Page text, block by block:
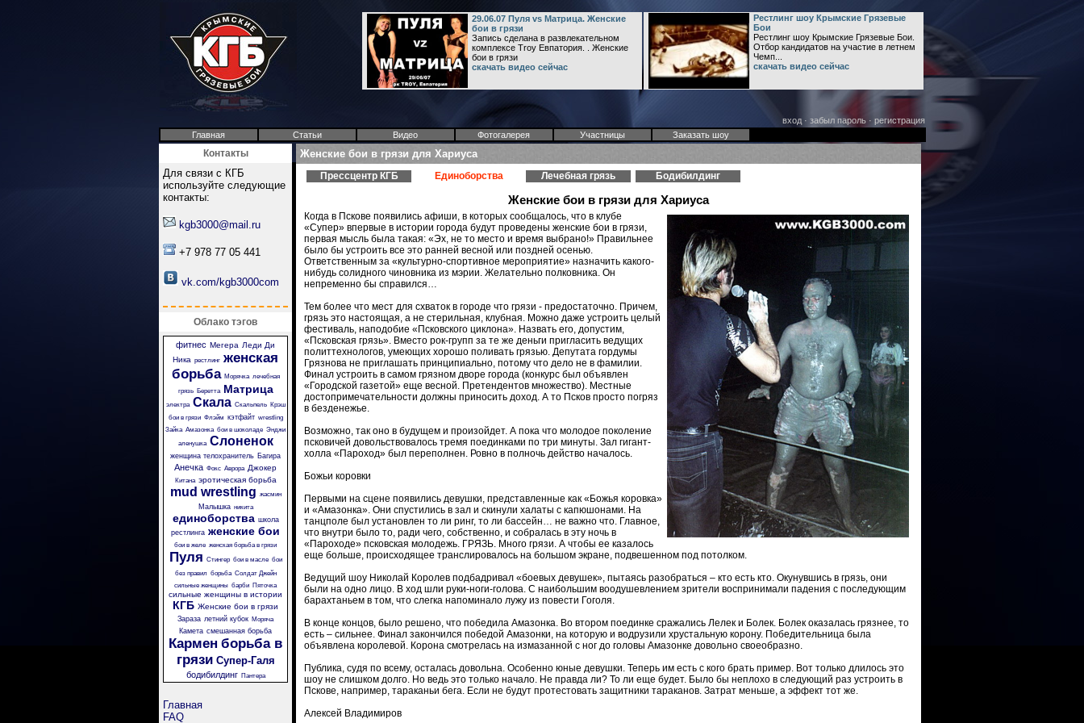
29.06.07 Пуля vs Матрица. Женские
бои в грязи
Запись сделана в развлекательном
комплексе Troy Евпатория. . Женские
бои в грязи
скачать видео сейчас
Рестлинг шоу Крымские Грязевые
Бои
Рестлинг шоу Крымские Грязевые Бои.
Отбор кандидатов на участие в летнем
Чемп...
скачать видео сейчас
вход· забыл пароль· регистрация
Главная
Статьи Видео Фотогалерея Участницы Заказать шоу
Контакты
Для связи с КГБ
используйте следующие
контакты:
kgb3000@mail.ru
+7 978 77 05 441
vk.com/kgb3000com
Облако тэгов
фитнес Мегера Леди Ди
Ника рестлинг женская
борьба
Морячка лечебная
грязь
Беретта Матрица
электра Скала Скальпель
Крэш
бои в грязи Флэйм кэтфайт wrestling
Зайка Амазонка бои в шоколаде Энджи
аленушка Слоненок
женщина телохранитель Багира
Анечка Фокс Аврора Джокер
Китана эротическая борьба
mud wrestling жасмин
Малышка никита
единоборства школа
рестлинга женские бои
бои в желе женская борьба в грязи
Пуля Стингер бои в масле бои
без правил борьба Солдат Джейн
сильные женщины барби Пяточка
сильные женщины в истории
КГБ Женские бои в грязи
Зараза летний кубок Моряча
Камета смешанная борьба
Кармен борьба в
грязи Супер-Галя
бодибилдинг Пантера
Главная
FAQ
Женские бои в грязи для Хариуса
Прессцентр КГБ Единоборства Лечебная грязь Бодибилдинг
Женские бои в грязи для Хариуса
Когда в Пскове появились афиши, в которых сообщалось, что в клубе
«Супер» впервые в истории города будут проведены женские бои в грязи,
первая мысль была такая: «Эх, не то место и время выбрано!» Правильнее
было бы устроить все это ранней весной или поздней осенью.
Ответственным за «культурно-спортивное мероприятие» назначить какого-
нибудь солидного чиновника из мэрии. Желательно полковника. Он
непременно бы справился…
Тем более что мест для схваток в городе что грязи - предостаточно. Причем,
грязь это настоящая, а не стерильная, клубная. Можно даже устроить целый
фестиваль, наподобие «Псковского циклона». Назвать его, допустим,
«Псковская грязь». Вместо рок-групп за те же деньги пригласить ведущих
политтехнологов, умеющих хорошо поливать грязью. Депутата гордумы
Грязнова не приглашать принципиально, потому что дело не в фамилии.
Финал устроить в самом грязном дворе города (конкурс был объявлен
«Городской газетой» еще весной. Претендентов множество). Местные
достопримечательности должны приносить доход. А то Псков просто погряз
в безденежье.
Возможно, так оно в будущем и произойдет. А пока что молодое поколение
псковичей довольствовалось тремя поединками по три минуты. Зал гигант-
холла «Пароход» был переполнен. Ровно в полночь действо началось.
Божьи коровки
Первыми на сцене появились девушки, представленные как «Божья коровка»
и «Амазонка». Они спустились в зал и скинули халаты с капюшонами. На
танцполе был установлен то ли ринг, то ли бассейн… не важно что. Главное,
что внутри было то, ради чего, собственно, и собралась в эту ночь в
«Пароходе» псковская молодежь. ГРЯЗЬ. Много грязи. А чтобы ее казалось
еще больше, происходящее транслировалось на большом экране, подвешенном под потолком.
Ведущий шоу Николай Королев подбадривал «боевых девушек», пытаясь разобраться – кто есть кто. Окунувшись в грязь, они
были на одно лицо. В ход шли руки-ноги-голова. С наибольшим воодушевлением зрители воспринимали падения с последующим
барахтаньем в том, что слегка напоминало лужу из повести Гоголя.
В конце концов, было решено, что победила Амазонка. Во втором поединке сражались Лелек и Болек. Болек оказалась грязнее, то
есть – сильнее. Финал закончился победой Амазонки, на которую и водрузили хрустальную корону. Победительница была
объявлена королевой. Корона смотрелась на измазанной с ног до головы Амазонке довольно своеобразно.
Публика, судя по всему, осталась довольна. Особенно юные девушки. Теперь им есть с кого брать пример. Вот только длилось это
шоу не слишком долго. Но ведь это только начало. Не правда ли? То ли еще будет. Было бы неплохо в следующий раз устроить в
Пскове, например, тараканьи бега. Если не будут протестовать защитники тараканов. Затрат меньше, а эффект тот же.
Алексей Владимиров